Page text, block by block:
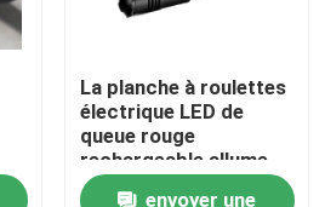
La planche à roulettes
électrique LED de
queue rouge
rechargeable allume
600 l'OEM
envoyer une